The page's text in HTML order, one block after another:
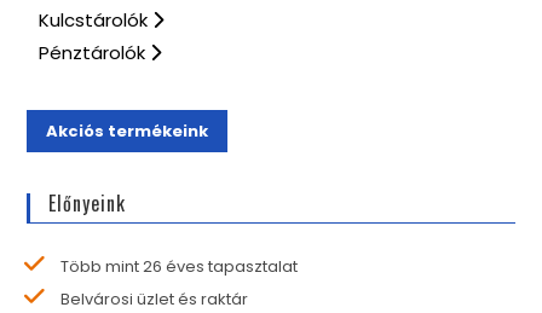
Kulcstárolók
Pénztárolók
Akciós termékeink
Előnyeink
Több mint 26 éves tapasztalat
Belvárosi üzlet és raktár